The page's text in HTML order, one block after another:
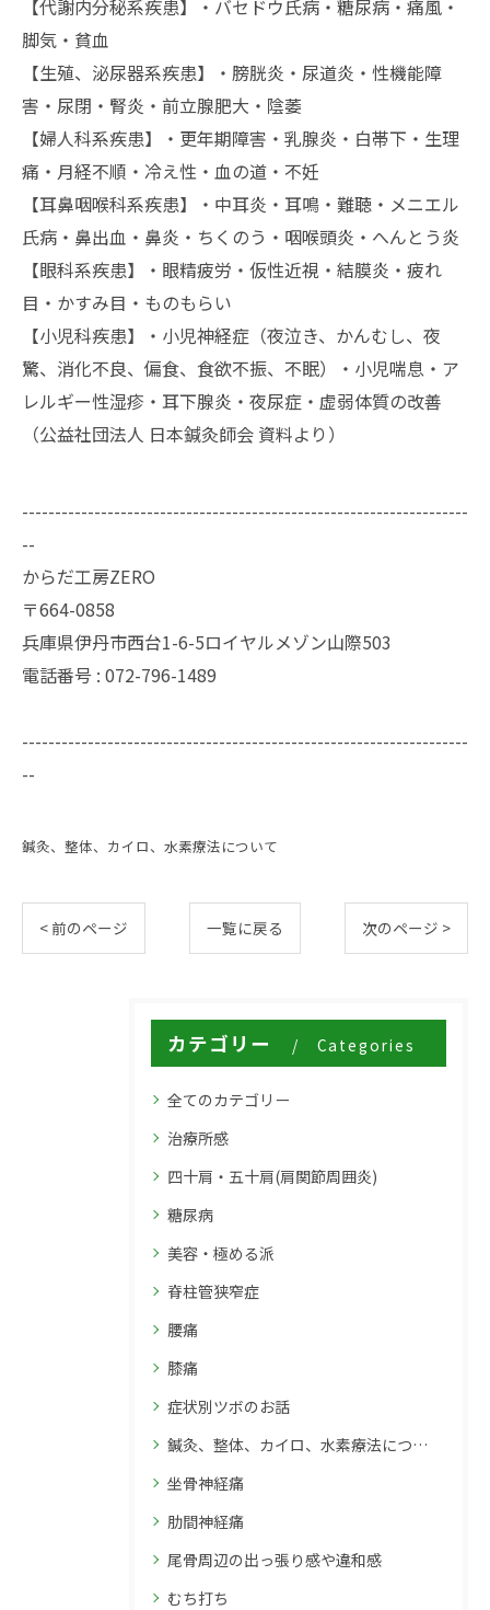
【代謝内分秘系疾患】・バセドウ氏病・糖尿病・痛風・
脚気・貧血
【生殖、泌尿器系疾患】・膀胱炎・尿道炎・性機能障
害・尿閉・腎炎・前立腺肥大・陰萎
【婦人科系疾患】・更年期障害・乳腺炎・白帯下・生理
痛・月経不順・冷え性・血の道・不妊
【耳鼻咽喉科系疾患】・中耳炎・耳鳴・難聴・メニエル
氏病・鼻出血・鼻炎・ちくのう・咽喉頭炎・へんとう炎
【眼科系疾患】・眼精疲労・仮性近視・結膜炎・疲れ
目・かすみ目・ものもらい
【小児科疾患】・小児神経症（夜泣き、かんむし、夜
驚、消化不良、偏食、食欲不振、不眠）・小児喘息・ア
レルギー性湿疹・耳下腺炎・夜尿症・虚弱体質の改善
（公益社団法人 日本鍼灸師会 資料より）
--------------------------------------------------------------------
--
からだ工房ZERO
〒664-0858
兵庫県伊丹市西台1-6-5ロイヤルメゾン山際503
電話番号 : 072-796-1489
--------------------------------------------------------------------
--
鍼灸、整体、カイロ、水素療法について
< 前のページ 一覧に戻る 次のページ >
カテゴリー Categories
全てのカテゴリー
治療所感
四十肩・五十肩(肩関節周囲炎)
糖尿病
美容・極める派
脊柱管狭窄症
腰痛
膝痛
症状別ツボのお話
鍼灸、整体、カイロ、水素療法について
坐骨神経痛
肋間神経痛
尾骨周辺の出っ張り感や違和感
むち打ち